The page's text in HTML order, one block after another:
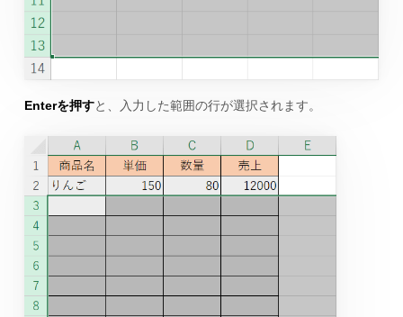
Enterを押すと、入力した範囲の行が選択されます。